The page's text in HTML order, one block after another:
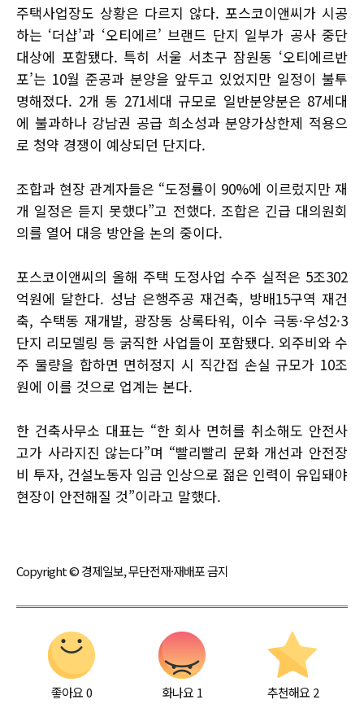
주택사업장도 상황은 다르지 않다. 포스코이앤씨가 시공
하는 ‘더샵’과 ‘오티에르’ 브랜드 단지 일부가 공사 중단
대상에 포함됐다. 특히 서울 서초구 잠원동 ‘오티에르반
포’는 10월 준공과 분양을 앞두고 있었지만 일정이 불투
명해졌다. 2개 동 271세대 규모로 일반분양분은 87세대
에 불과하나 강남권 공급 희소성과 분양가상한제 적용으
로 청약 경쟁이 예상되던 단지다.
조합과 현장 관계자들은 “도정률이 90%에 이르렀지만 재
개 일정은 듣지 못했다”고 전했다. 조합은 긴급 대의원회
의를 열어 대응 방안을 논의 중이다.
포스코이앤씨의 올해 주택 도정사업 수주 실적은 5조302
억원에 달한다. 성남 은행주공 재건축, 방배15구역 재건
축, 수택동 재개발, 광장동 상록타워, 이수 극동·우성2·3
단지 리모델링 등 굵직한 사업들이 포함됐다. 외주비와 수
주 물량을 합하면 면허정지 시 직간접 손실 규모가 10조
원에 이를 것으로 업계는 본다.
한 건축사무소 대표는 “한 회사 면허를 취소해도 안전사
고가 사라지진 않는다”며 “빨리빨리 문화 개선과 안전장
비 투자, 건설노동자 임금 인상으로 젊은 인력이 유입돼야
현장이 안전해질 것”이라고 말했다.
Copyright © 경제일보, 무단전재·재배포 금지
좋아요0 화나요 1 추천해요 2